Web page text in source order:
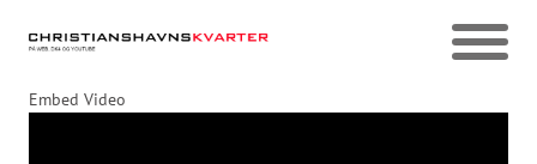
Embed Video